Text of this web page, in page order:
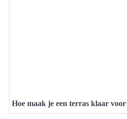
Hoe maak je een terras klaar voor